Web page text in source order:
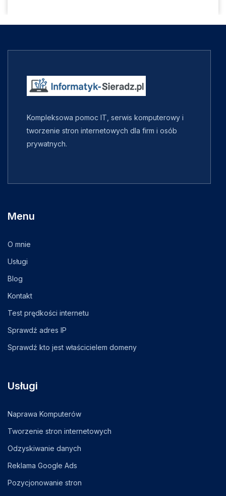
Kompleksowa pomoc IT, serwis komputerowy i
tworzenie stron internetowych dla firm i osób
prywatnych.
Menu
O mnie
Usługi
Blog
Kontakt
Test prędkości internetu
Sprawdź adres IP
Sprawdź kto jest właścicielem domeny
Usługi
Naprawa Komputerów
Tworzenie stron internetowych
Odzyskiwanie danych
Reklama Google Ads
Pozycjonowanie stron